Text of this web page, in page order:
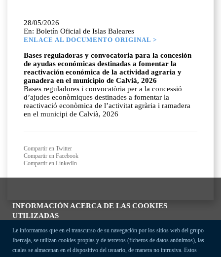
INFORMACIÓN ACERCA DE LAS COOKIES
UTILIZADAS
Le informamos que en el transcurso de su navegación por los sitios web del grupo
Ibercaja, se utilizan cookies propias y de terceros (ficheros de datos anónimos), las
cuales se almacenan en el dispositivo del usuario, de manera no intrusiva. Estos
28/05/2026
En: Boletín Oficial de Islas Baleares
ENLACE AL DOCUMENTO ORIGINAL >
Bases reguladoras y convocatoria para la concesión
de ayudas económicas destinadas a fomentar la
reactivación económica de la actividad agraria y
ganadera en el municipio de Calvià, 2026
Bases reguladores i convocatòria per a la concessió
d’ajudes econòmiques destinades a fomentar la
reactivació econòmica de l’activitat agrària i ramadera
en el municipi de Calvià, 2026
Compartir en Twitter
Compartir en Facebook
Compartir en LinkedIn